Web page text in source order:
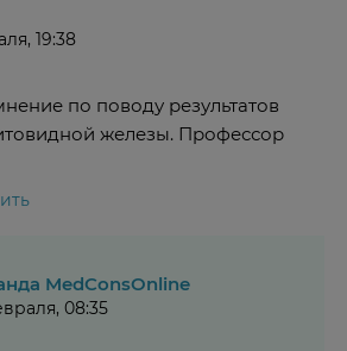
19:38
по поводу результатов
железы. Профессор
MedConsOnline
08:35